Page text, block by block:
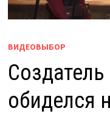
ВИДЕОВЫБОР
обиделся